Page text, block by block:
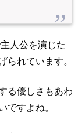
人公を演じた
られています。
る優しさもあわ
ですよね。